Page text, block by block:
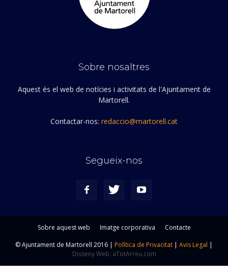
Sobre nosaltres
Aquest és el web de notícies i activitats de l'Ajuntament de
Martorell.
Contactar-nos: redaccio@martorell.cat
Segueix-nos
Sobre aquest web Imatge corporativa
Contacte
© Ajuntament de Martorell 2016 | Política de Privacitat Avis Legal
Disseny Web: aTotArreu.com